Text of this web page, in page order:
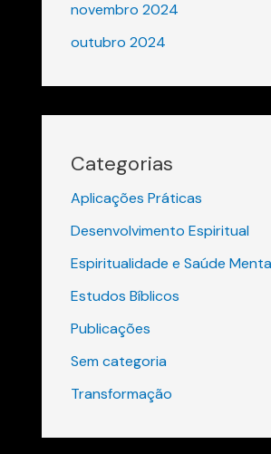
novembro 2024
outubro 2024
Categorias
Aplicações Práticas
Desenvolvimento Espiritual
Espiritualidade e Saúde
Estudos Bíblicos
Publicações
Sem categoria
Transformação